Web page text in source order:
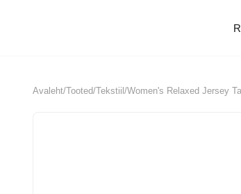
Avaleht/Tooted/Tekstiil/Women's Relaxed